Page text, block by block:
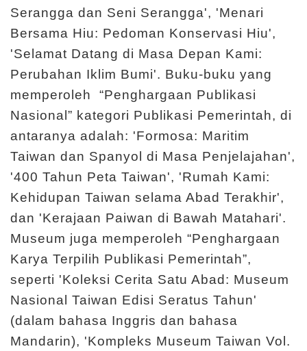
Serangga dan Seni Serangga', 'Menari
Bersama Hiu: Pedoman Konservasi Hiu',
'Selamat Datang di Masa Depan Kami:
Perubahan Iklim Bumi'. Buku-buku yang
memperoleh “Penghargaan Publikasi
Nasional” kategori Publikasi Pemerintah, di
antaranya adalah: 'Formosa: Maritim
Taiwan dan Spanyol di Masa Penjelajahan',
'400 Tahun Peta Taiwan', 'Rumah Kami:
Kehidupan Taiwan selama Abad Terakhir',
dan 'Kerajaan Paiwan di Bawah Matahari'.
Museum juga memperoleh “Penghargaan
Karya Terpilih Publikasi Pemerintah”,
seperti 'Koleksi Cerita Satu Abad: Museum
Nasional Taiwan Edisi Seratus Tahun'
(dalam bahasa Inggris dan bahasa
Mandarin), 'Kompleks Museum Taiwan Vol.